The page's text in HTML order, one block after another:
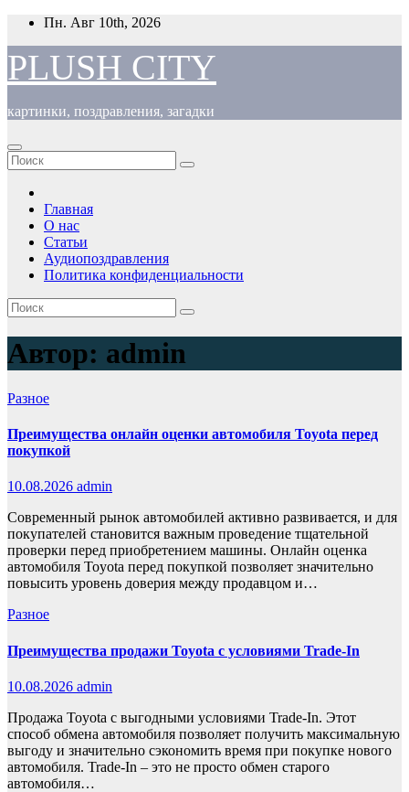
Перейти
содержимому
Пн. Авг 10th, 2026
PLUSH CITY
картинки, поздравления, загадки
Главная
О нас
Статьи
Аудиопоздравления
Политика конфиденциальности
Автор: admin
Разное
Преимущества онлайн оценки автомобиля Toyota перед
покупкой
10.08.2026 admin
Современный рынок автомобилей активно развивается, и для
покупателей становится важным проведение тщательной
проверки перед приобретением машины. Онлайн оценка
автомобиля Toyota перед покупкой позволяет значительно
повысить уровень доверия между продавцом и…
Разное
Преимущества продажи Toyota с условиями Trade-In
10.08.2026 admin
Продажа Toyota с выгодными условиями Trade-In. Этот
способ обмена автомобиля позволяет получить максимальную
выгоду и значительно сэкономить время при покупке нового
автомобиля. Trade-In – это не просто обмен старого
автомобиля…